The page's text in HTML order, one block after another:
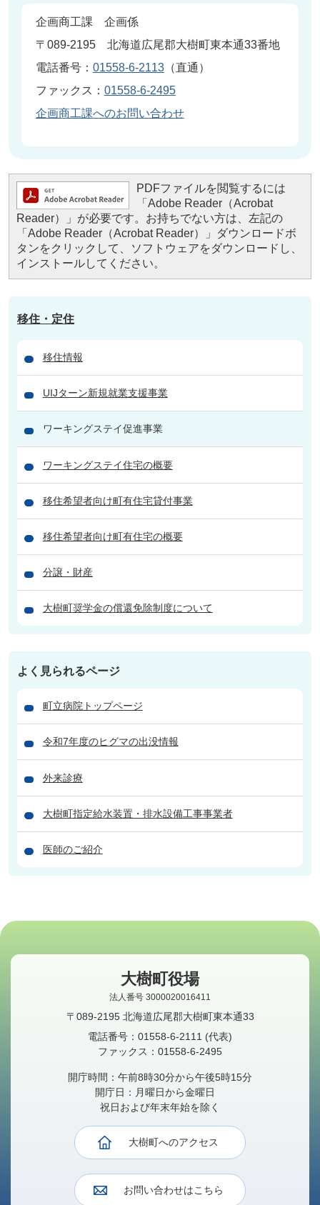
企画商工課 企画係
〒089-2195 北海道広尾郡大樹町東本通33番地
電話番号： 01558-6-2113（直通）
ファックス： 01558-6-2495
企画商工課へのお問い合わせ
PDFファイルを閲覧するには
「Adobe Reader（Acrobat
Reader）」が必要です。お持ちでない方は、左記の
「Adobe Reader（Acrobat Reader）」ダウンロードボ
タンをクリックして、ソフトウェアをダウンロードし、
インストールしてください。
移住・定住
移住情報
UIJターン新規就業支援事業
ワーキングステイ促進事業
ワーキングステイ住宅の概要
移住希望者向け町有住宅貸付事業
移住希望者向け町有住宅の概要
分譲・財産
大樹町奨学金の償還免除制度について
よく見られるページ
町立病院トップページ
令和7年度のヒグマの出没情報
外来診療
大樹町指定給水装置・排水設備工事事業者
医師のご紹介
大樹町役場
法人番号 3000020016411
〒089-2195 北海道広尾郡大樹町東本通33
電話番号： 01558-6-2111 (代表)
ファックス： 01558-6-2495
開庁時間：午前8時30分から午後5時15分
開庁日：月曜日から金曜日
祝日および年末年始を除く
大樹町へのアクセス
お問い合わせはこちら